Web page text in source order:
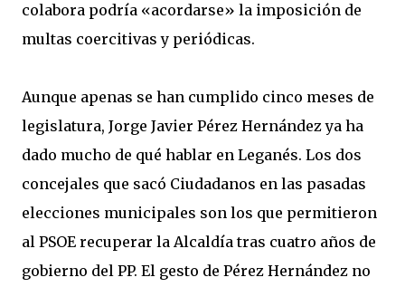
colabora podría «acordarse» la imposición de
multas coercitivas y periódicas.
Aunque apenas se han cumplido cinco meses de
legislatura, Jorge Javier Pérez Hernández ya ha
dado mucho de qué hablar en Leganés. Los dos
concejales que sacó Ciudadanos en las pasadas
elecciones municipales son los que permitieron
al PSOE recuperar la Alcaldía tras cuatro años de
gobierno del PP. El gesto de Pérez Hernández no